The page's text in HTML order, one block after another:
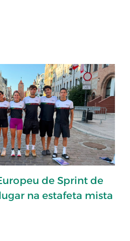
de Sprint de
na estafeta mista